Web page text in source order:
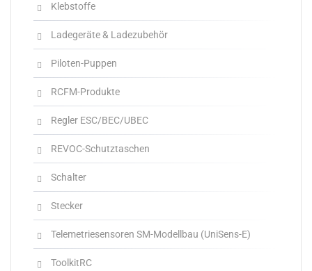
Klebstoffe
Ladegeräte & Ladezubehör
Piloten-Puppen
RCFM-Produkte
Regler ESC/BEC/UBEC
REVOC-Schutztaschen
Schalter
Stecker
Telemetriesensoren SM-Modellbau (UniSens-E)
ToolkitRC